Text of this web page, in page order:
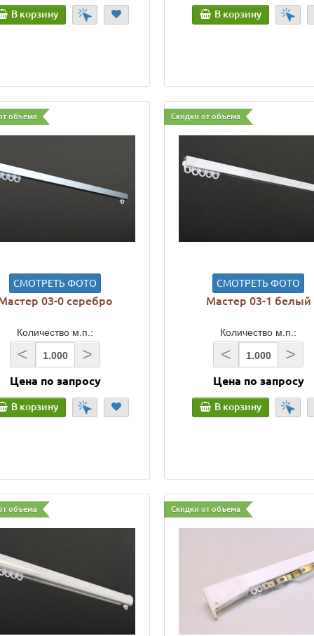
В корзину В корзину
объема
СМОТРЕТЬ ФОТО
03-0 серебро
Количество м.п.:
< >
Цена по запросу
В корзину
Скидки от объема
СМОТРЕТЬ ФОТО
Мастер 03-1 белый
Количество м.п.:
< >
Цена по запросу
В корзину
объема Скидки от объема